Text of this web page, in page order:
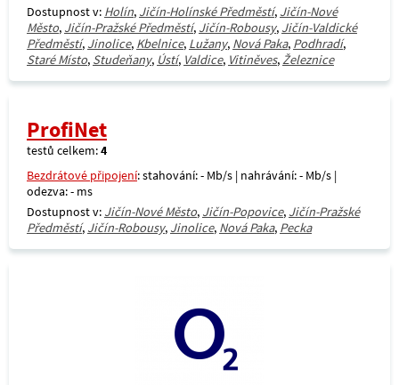
Dostupnost v: Holín, Jičín-Holínské Předměstí, Jičín-Nové
Město, Jičín-Pražské Předměstí, Jičín-Robousy, Jičín-Valdické
Předměstí, Jinolice, Kbelnice, Lužany, Nová Paka, Podhradí,
Staré Místo, Studeňany, Ústí, Valdice, Vitiněves,Železnice
ProfiNet
testů celkem:4
Bezdrátové připojení: stahování: - Mb/s | nahrávání: - Mb/s |
odezva: - ms
Dostupnost v: Jičín-Nové Město, Jičín-Popovice, Jičín-Pražské
Předměstí, Jičín-Robousy, Jinolice, Nová Paka, Pecka